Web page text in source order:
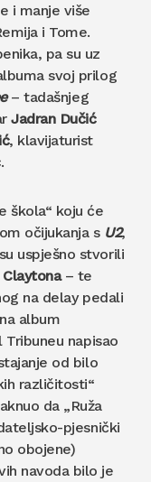
i manje više
i Tome.
pa su uz
svoj prilog
– tadašnjeg
Jadran Dučić
, klavijaturist
.
škola“ koju će
očijukanja s U2,
uspješno stvorili
– te
na delay pedali
album
Tribuneu napisao
od bilo
različitosti“
da „Ruža
pjesnički
obojene)
navoda bilo je